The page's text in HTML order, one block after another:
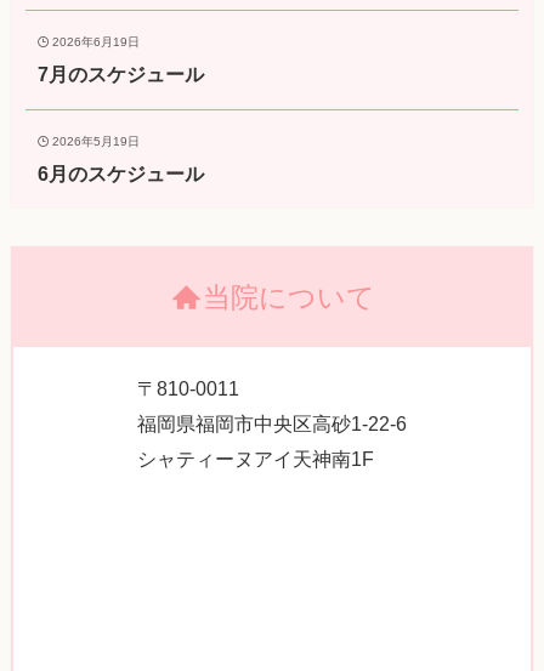
2026年6月19日
7月のスケジュール
2026年5月19日
6月のスケジュール
当院について
〒810-0011
福岡県福岡市中央区高砂1-22-6
シャティーヌアイ天神南1F